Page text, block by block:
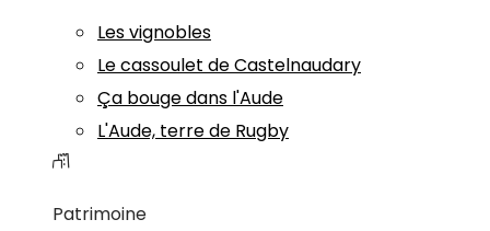
Les vignobles
Le cassoulet de Castelnaudary
Ça bouge dans l'Aude
L'Aude, terre de Rugby
Patrimoine